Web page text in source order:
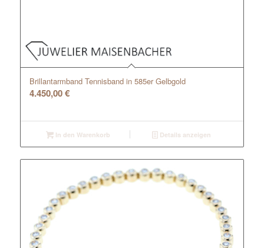
Brillantarmband Tennisband in 585er Gelbgold
4.450,00€
In den Warenkorb Details anzeigen